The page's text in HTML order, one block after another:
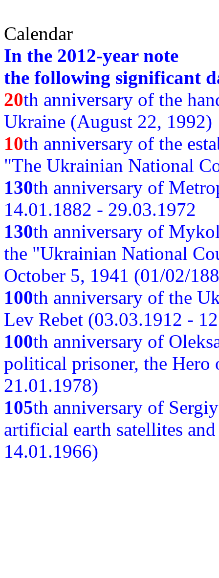
Calendar
In the 2012-year note
the following significant
20th anniversary of the
Ukraine (August 22, 1992)
10th anniversary of the
"The Ukrainian National
130th anniversary of
14.01.1882 - 29.03.1972
130th anniversary of
the "Ukrainian National
October 5, 1941 (01/02/
100th anniversary of the
Lev Rebet (03.03.1912 -
100th anniversary of
political prisoner, the
21.01.1978)
105th anniversary of
artificial earth satellites
14.01.1966)